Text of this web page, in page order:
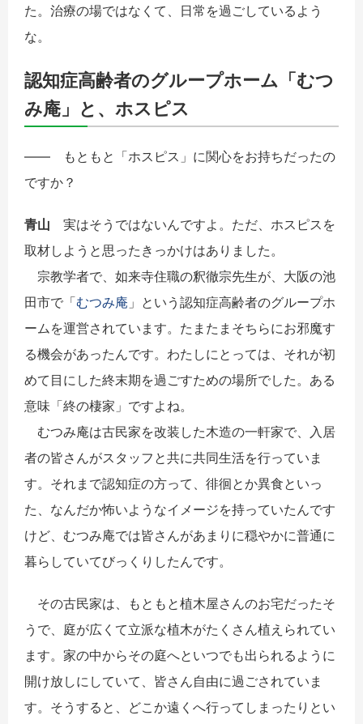
た。治療の場ではなくて、日常を過ごしているよう
な。
認知症高齢者のグループホーム「むつ
み庵」と、ホスピス
―― もともと「ホスピス」に関心をお持ちだったの
ですか？
青山 実はそうではないんですよ。ただ、ホスピスを
取材しようと思ったきっかけはありました。
宗教学者で、如来寺住職の釈徹宗先生が、大阪の池
田市で「むつみ庵 」という認知症高齢者のグループホ
ームを運営されています。たまたまそちらにお邪魔す
る機会があったんです。わたしにとっては、それが初
めて目にした終末期を過ごすための場所でした。ある
意味「終の棲家」ですよね。
むつみ庵は古民家を改装した木造の一軒家で、入居
者の皆さんがスタッフと共に共同生活を行っていま
す。それまで認知症の方って、徘徊とか異食といっ
た、なんだか怖いようなイメージを持っていたんです
けど、むつみ庵では皆さんがあまりに穏やかに普通に
暮らしていてびっくりしたんです。
その古民家は、もともと植木屋さんのお宅だったそ
うで、庭が広くて立派な植木がたくさん植えられてい
ます。家の中からその庭へといつでも出られるように
開け放しにしていて、皆さん自由に過ごされていま
す。そうすると、どこか遠くへ行ってしまったりとい